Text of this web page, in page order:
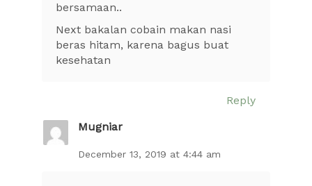
bersamaan..
Next bakalan cobain makan nasi
beras hitam, karena bagus buat
kesehatan
Reply
Mugniar
December 13, 2019 at 4:44 am